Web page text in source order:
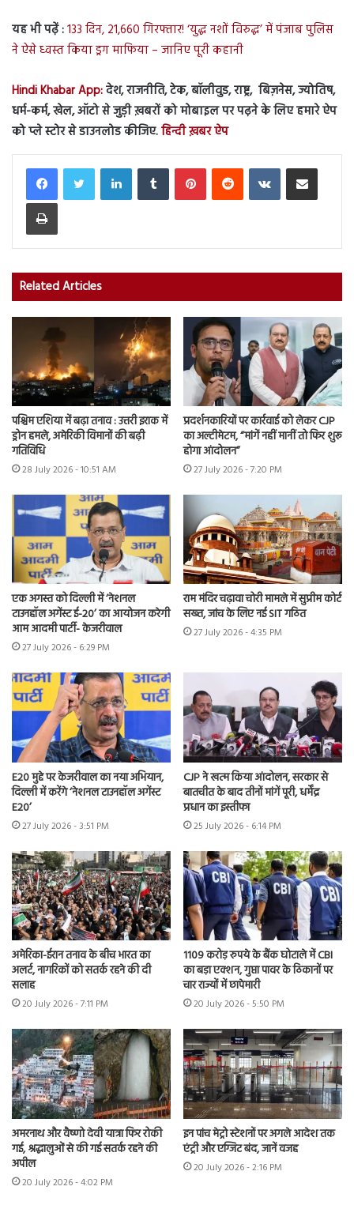
यह भी पढ़ें :133 दिन, 21,660 गिरफ्तार! ‘युद्ध नशों विरुद्ध’ में पंजाब पुलिस
ने ऐसे ध्वस्त किया ड्रग माफिया – जानिए पूरी कहानी
Hindi Khabar App:देश, राजनीति, टेक, बॉलीवुड, राष्ट्र, बिज़नेस, ज्योतिष,
धर्म-कर्म, खेल, ऑटो से जुड़ी ख़बरों को मोबाइल पर पढ़ने के लिए हमारे ऐप
को प्ले स्टोर से डाउनलोड कीजिए.हिन्दी ख़बर ऐप
LinkedInTumblr PinterestReddit VKontakteShare via Email
Print
Related Articles
पश्चिम एशिया में बढ़ा तनाव : उत्तरी इराक में
ड्रोन हमले, अमेरिकी विमानों की बढ़ी
गतिविधि
28 July 2026 - 10:51 AM
प्रदर्शनकारियों पर कार्रवाई को लेकर CJP
का अल्टीमेटम, “मांगें नहीं मानीं तो फिर शुरू
होगा आंदोलन”
27 July 2026 - 7:20 PM
एक अगस्त को दिल्ली में ‘नेशनल
टाउनहॉल अगेंस्ट ई-20’ का आयोजन करेगी
आम आदमी पार्टी- केजरीवाल
27 July 2026 - 6:29 PM
राम मंदिर चढ़ावा चोरी मामले में सुप्रीम कोर्ट
सख्त, जांच के लिए नई SIT गठित
27 July 2026 - 4:35 PM
E20 मुद्दे पर केजरीवाल का नया अभियान,
दिल्ली में करेंगे ‘नेशनल टाउनहॉल अगेंस्ट
E20’
27 July 2026 - 3:51 PM
CJP ने खत्म किया आंदोलन, सरकार से
बातचीत के बाद तीनों मांगें पूरी, धर्मेंद्र
प्रधान का इस्तीफा
25 July 2026 - 6:14 PM
अमेरिका-ईरान तनाव के बीच भारत का
अलर्ट, नागरिकों को सतर्क रहने की दी
सलाह
20 July 2026 - 7:11 PM
1109 करोड़ रुपये के बैंक घोटाले में CBI
का बड़ा एक्शन, गुप्ता पावर के ठिकानों पर
चार राज्यों में छापेमारी
20 July 2026 - 5:50 PM
अमरनाथ और वैष्णो देवी यात्रा फिर रोकी
गई, श्रद्धालुओं से की गई सतर्क रहने की
अपील
20 July 2026 - 4:02 PM
इन पांच मेट्रो स्टेशनों पर अगले आदेश तक
एंट्री और एग्जिट बंद, जानें वजह
20 July 2026 - 2:16 PM